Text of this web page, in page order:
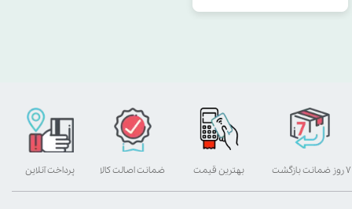
بهترین قیمت پرداخت آنلاین ۷ روز ضمانت بازگشت ضمانت اصالت کالا